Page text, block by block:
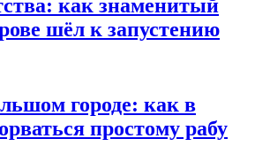
как знаменитый
шёл к запустению
городе: как в
простому рабу